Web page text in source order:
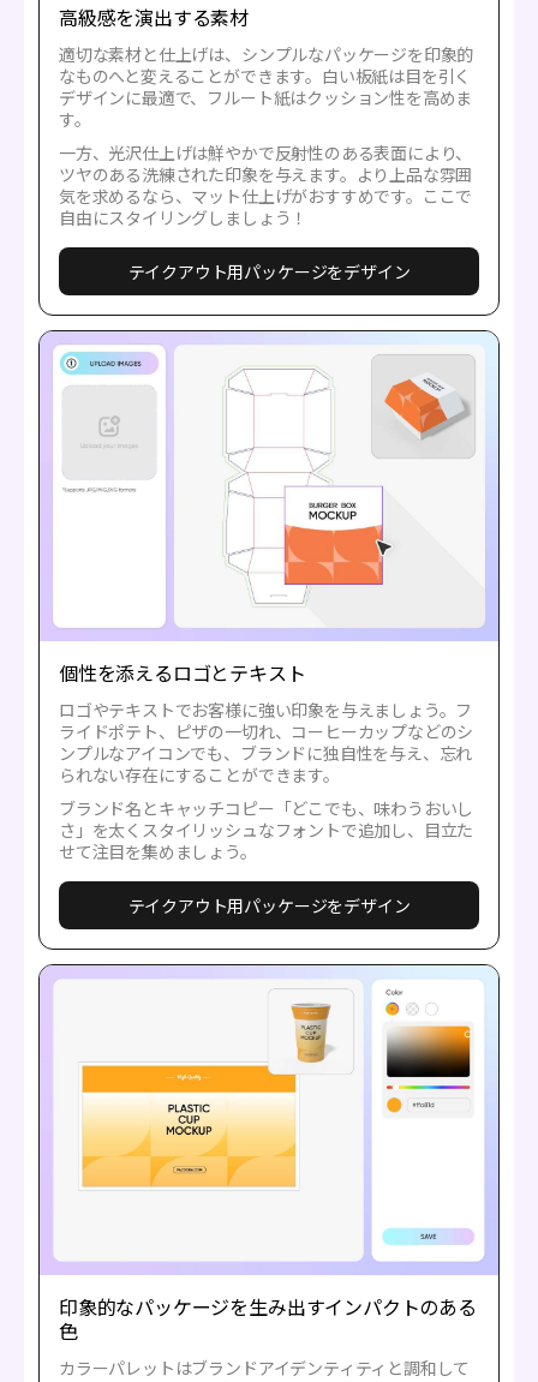
高級感を演出する素材
適切な素材と仕上げは、シンプルなパッケージを印象的
なものへと変えることができます。白い板紙は目を引く
デザインに最適で、フルート紙はクッション性を高めま
す。
一方、光沢仕上げは鮮やかで反射性のある表面により、
ツヤのある洗練された印象を与えます。より上品な雰囲
気を求めるなら、マット仕上げがおすすめです。ここで
自由にスタイリングしましょう！
テイクアウト用パッケージをデザイン
個性を添えるロゴとテキスト
ロゴやテキストでお客様に強い印象を与えましょう。フ
ライドポテト、ピザの一切れ、コーヒーカップなどのシ
ンプルなアイコンでも、ブランドに独自性を与え、忘れ
られない存在にすることができます。
ブランド名とキャッチコピー「どこでも、味わうおいし
さ」を太くスタイリッシュなフォントで追加し、目立た
せて注目を集めましょう。
テイクアウト用パッケージをデザイン
印象的なパッケージを生み出すインパクトのある
色
カラーパレットはブランドアイデンティティと調和して